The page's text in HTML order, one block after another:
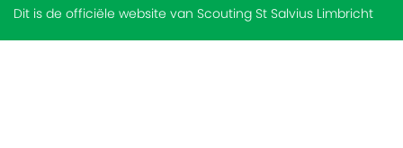
Dit is de officiële website van Scouting St Salvius Limbricht